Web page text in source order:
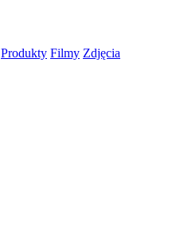
Produkty Filmy Zdjęcia